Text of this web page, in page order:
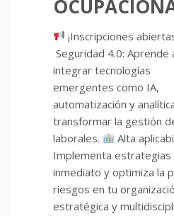
¡Inscripciones
Seguridad 4.0: Aprende
integrar tecnologías
emergentes como IA,
automatización y
transformar la gestión
laborales.
Alta
Implementa estrategias
inmediato y optimiza la
riesgos en tu
estratégica y